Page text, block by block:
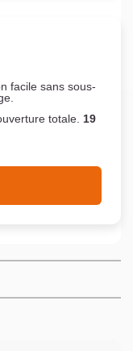
facile sans sous-
totale. 19